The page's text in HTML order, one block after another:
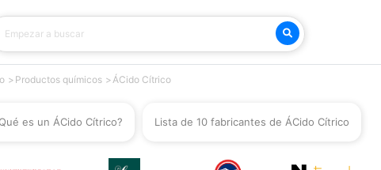
Productos químicos ÁCido Cítrico
es un ÁCido Cítrico? Lista de 10 fabricantes de ÁCido Cítrico